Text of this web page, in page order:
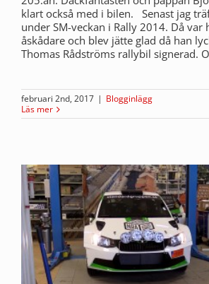
klart också med i bilen. Senast jag
under SM-veckan i Rally 2014. Då var
åskådare och blev jätte glad då han
Thomas Rådströms rallybil signerad.
februari 2nd, 2017 | Blogginlägg
Läs mer